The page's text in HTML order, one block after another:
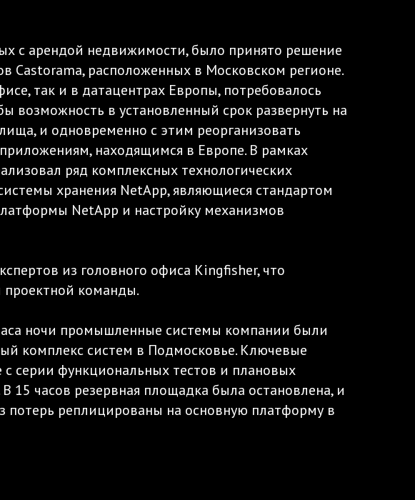
с арендой недвижимости, было принято решение
Castorama, расположенных в Московском регионе.
так и в датацентрах Европы, потребовалось
возможность в установленный срок развернуть на
и одновременно с этим реорганизовать
находящимся в Европе. В рамках
ряд комплексных технологических
хранения NetApp, являющиеся стандартом
NetApp и настройку механизмов
из головного офиса Kingfisher, что
команды.
ночи промышленные системы компании были
комплекс систем в Подмосковье. Ключевые
серии функциональных тестов и плановых
15 часов резервная площадка была остановлена, и
потерь реплицированы на основную платформу в